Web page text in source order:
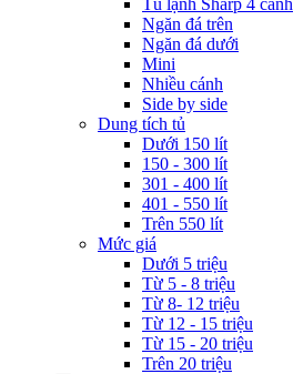
Ngăn đá trên
Ngăn đá dưới
Mini
Nhiều cánh
Side by side
Dung tích tủ
Dưới 150 lít
150 - 300 lít
301 - 400 lít
401 - 550 lít
Trên 550 lít
Mức giá
Dưới 5 triệu
Từ 5 - 8 triệu
Từ 8- 12 triệu
Từ 12 - 15 triệu
Từ 15 - 20 triệu
Trên 20 triệu